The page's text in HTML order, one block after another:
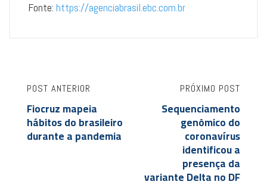
Fonte: https://agenciabrasil.ebc.com.br
POST ANTERIOR
Fiocruz mapeia
hábitos do brasileiro
durante a pandemia
PRÓXIMO POST
Sequenciamento
genômico do
coronavírus
identificou a
presença da
variante Delta no DF